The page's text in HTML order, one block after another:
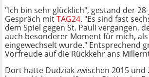
"Ich bin sehr glücklich", gestand der
Gespräch mitTAG24. "Es sind fast
dem Spiel gegen St. Pauli vergangen,
auch besonderer Moment für mich,
eingewechselt wurde." Entsprechend
Vorfreude auf die Rückkehr ans
Dort hatte Dudziak zwischen 2015 und